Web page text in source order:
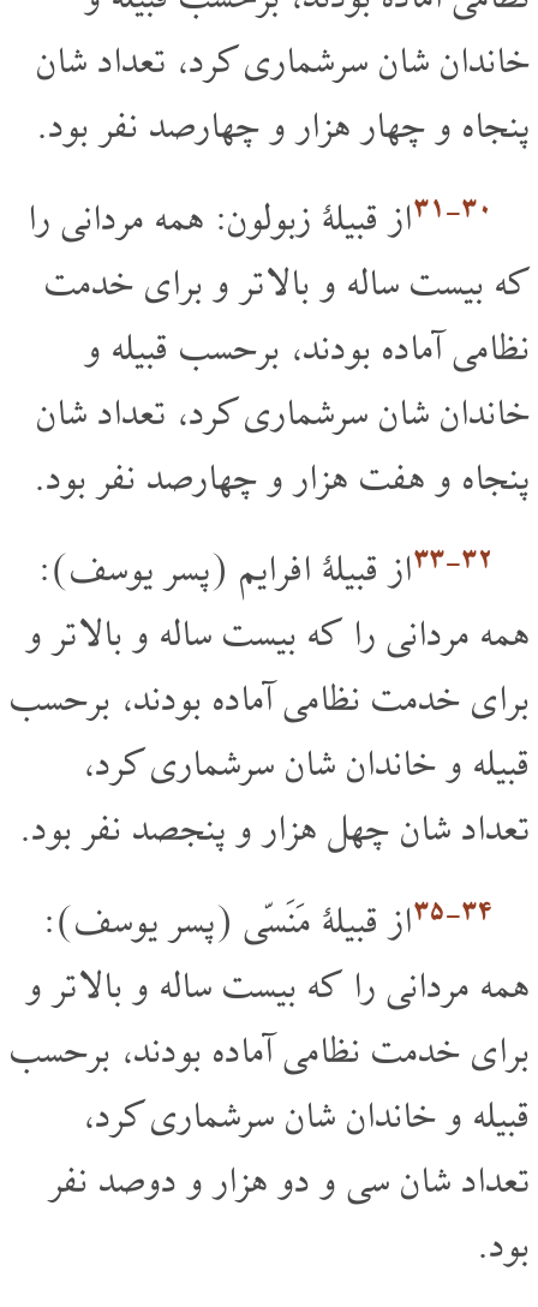
خاندان شان سرشماری کرد، تعداد شان
پنجاه و چهار هزار و چهارصد نفر بود.
۳۰‏-۳۱
از قبیلۀ زبولون: همه مردانی را
که بیست ساله و بالا تر و برای خدمت
نظامی آماده بودند، برحسب قبیله و
خاندان شان سرشماری کرد، تعداد شان
پنجاه و هفت هزار و چهارصد نفر بود.
۳۲‏-۳۳
از قبیلۀ افرایم (پسر یوسف):
همه مردانی را که بیست ساله و بالا تر و
برای خدمت نظامی آماده بودند، برحسب
قبیله و خاندان شان سرشماری کرد،
تعداد شان چهل هزار و پنجصد نفر بود.
۳۴‏-۳۵
از قبیلۀ مَنَسّی (پسر یوسف):
همه مردانی را که بیست ساله و بالا تر و
برای خدمت نظامی آماده بودند، برحسب
قبیله و خاندان شان سرشماری کرد،
تعداد شان سی و دو هزار و دوصد نفر
بود.